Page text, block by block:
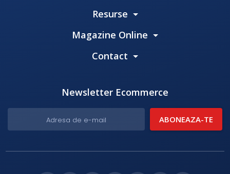
Resurse
Magazine Online
Contact
Newsletter Ecommerce